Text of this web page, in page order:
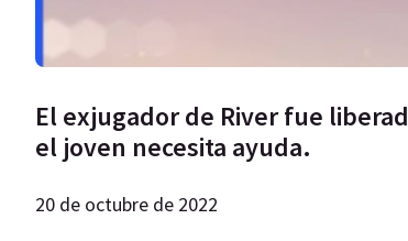
El exjugador de River fue
el joven necesita ayuda.
20 de octubre de 2022